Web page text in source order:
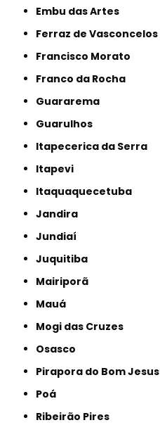
Embu das Artes
Ferraz de Vasconcelos
Francisco Morato
Franco da Rocha
Guararema
Guarulhos
Itapecerica da Serra
Itapevi
Itaquaquecetuba
Jandira
Jundiaí
Juquitiba
Mairiporã
Mauá
Mogi das Cruzes
Osasco
Pirapora do Bom Jesus
Poá
Ribeirão Pires